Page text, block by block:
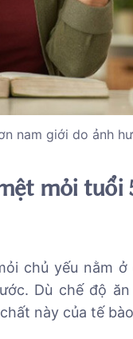
nam giới do ảnh
mỏi tuổi
chủ yếu nằm
Dù chế độ
này của tế